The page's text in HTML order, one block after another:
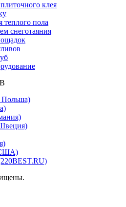
клея
теплого пола
снеготаяния
Польша)
США)